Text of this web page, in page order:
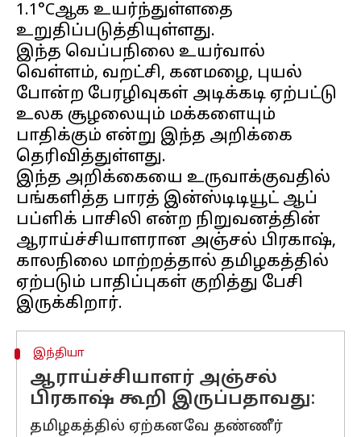
1.1°Cஆக உயர்ந்துள்ளதை
உறுதிப்படுத்தியுள்ளது.
இந்த வெப்பநிலை உயர்வால்
வெள்ளம், வறட்சி, கனமழை, புயல்
போன்ற பேரழிவுகள் அடிக்கடி ஏற்பட்டு
உலக சூழலையும் மக்களையும்
பாதிக்கும் என்று இந்த அறிக்கை
தெரிவித்துள்ளது.
இந்த அறிக்கையை உருவாக்குவதில்
பங்களித்த பாரத் இன்ஸ்டிடியூட் ஆப்
பப்ளிக் பாசிலி என்ற நிறுவனத்தின்
ஆராய்ச்சியாளரான அஞ்சல் பிரகாஷ்,
காலநிலை மாற்றத்தால் தமிழகத்தில்
ஏற்படும் பாதிப்புகள் குறித்து பேசி
இந்தியா
ஆராய்ச்சியாளர் அஞ்சல்
பிரகாஷ் கூறி இருப்பதாவது:
தமிழகத்தில் ஏற்கனவே தண்ணீர்